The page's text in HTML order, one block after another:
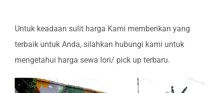
Untuk keadaan sulit harga Kami memberikan yang
terbaik untuk Anda, silahkan hubungi kami untuk
mengetahui harga sewa lori/ pick up terbaru.